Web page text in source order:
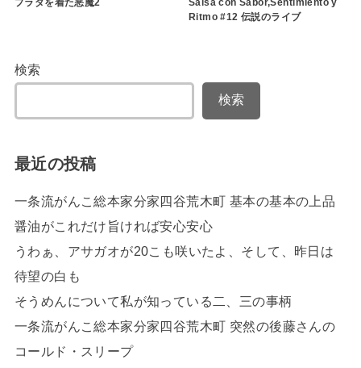
Ritmo #12 伝説のライブ
検索
検索
最近の投稿
一条流がんこ総本家分家四谷荒木町 基本の基本の上品
醤油がこれだけ旨ければ安心安心
うわぁ、アサガオが20こも咲いたよ、そして、昨日は
待望の白も
そうめんについて私が知っている二、三の事柄
一条流がんこ総本家分家四谷荒木町 突然の後藤さんの
コールド・スリープ